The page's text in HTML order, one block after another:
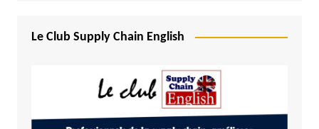
Le Club Supply Chain English